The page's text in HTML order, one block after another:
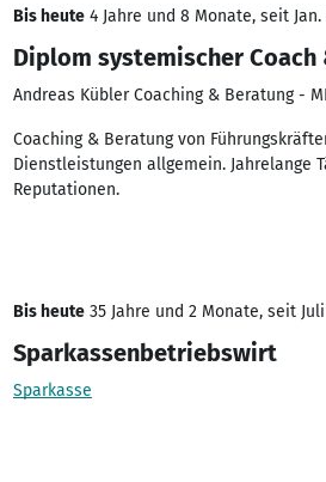
Bis heute 4 Jahre und 8 Monate, seit Jan.
Diplom systemischer Coach
Andreas Kübler Coaching & Beratung -
Coaching & Beratung von
Dienstleistungen allgemein. Jahrelange
Reputationen.
Bis heute 35 Jahre und 2 Monate, seit Juli
Sparkassenbetriebswirt
Sparkasse